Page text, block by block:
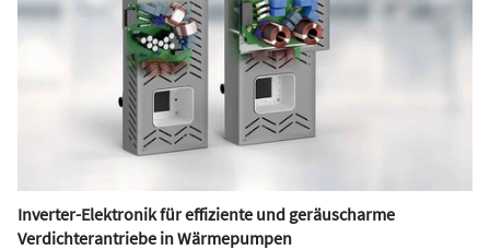
Inverter-Elektronik für effiziente und geräuscharme
Verdichterantriebe in Wärmepumpen